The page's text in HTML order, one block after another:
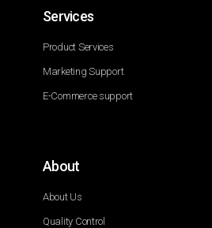
Services
Product Services
Marketing Support
E-Commerce support
About
About Us
Quality Control